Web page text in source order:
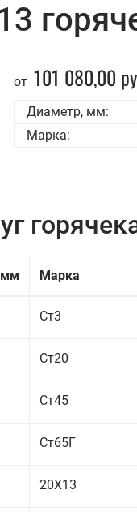
от 101 080,00
Диаметр, мм:
Марка:
Марка
Ст3
Ст20
Ст45
Ст65Г
20Х13